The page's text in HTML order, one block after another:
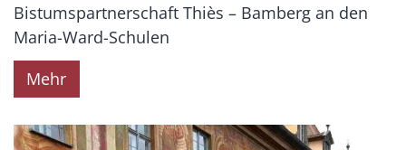
Bistumspartnerschaft Thiès – Bamberg an den
Maria-Ward-Schulen
Mehr